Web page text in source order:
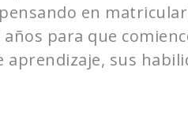
en
años para que
sus